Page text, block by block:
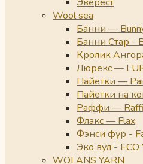
Wool sea
Банни —
Банни Стар -
Кролик
Люрекс —
Пайетки —
Пайетки на
Раффи —
Флакс — Flax
Фэнси фур -
Эко вул -
WOLANS YARN